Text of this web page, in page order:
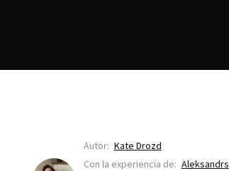
Autor: Kate Drozd
Con la experiencia de: Aleksandrs